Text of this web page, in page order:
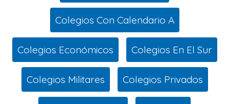
Colegios Con Calendario A
Colegios Económicos Colegios En El Sur
Colegios Militares Colegios Privados